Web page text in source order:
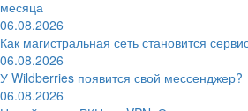
месяца
06.08.2026
Как магистральная сеть становится
06.08.2026
У Wildberries появится свой мессенджер?
06.08.2026